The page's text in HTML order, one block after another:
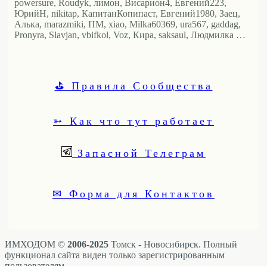
powersure, Roudyk, лимон, Висариoн4, Евгений223,
ЮрийН, nikitap, КапитанКопипаст, Евгений1980, Заец,
Алька, marazmiki, ПМ, xiao, Milka60369, ura567, gaddag,
Pronyra, Slavjan, vbifkol, Voz, Кира, saksaul, Людмилка …
⛳ Правила Сообщества
➳ Как что тут работает
Запасной Телеграм
✉ Форма для Контактов
ИМХОДОМ © 2006-2025 Томск - Новосибирск. Полный
функционал сайта виден только зарегистрированным